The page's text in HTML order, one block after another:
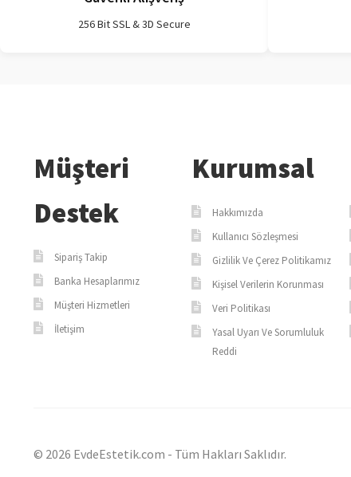
256 Bit SSL & 3D Secure
Müşteri
Destek
Sipariş Takip
Banka Hesaplarımız
Müşteri Hizmetleri
İletişim
Kurumsal
Hakkımızda
Kullanıcı Sözleşmesi
Gizlilik Ve Çerez Politikamız
Kişisel Verilerin Korunması
Veri Politikası
Yasal Uyarı Ve Sorumluluk
Reddi
© 2026 EvdeEstetik.com - Tüm Hakları Saklıdır.